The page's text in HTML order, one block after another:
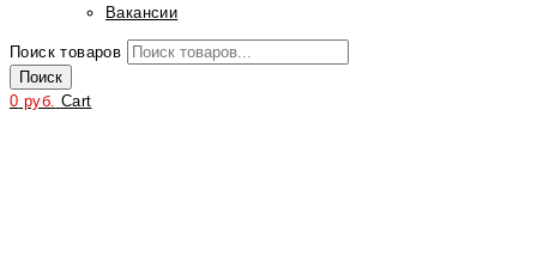
Вакансии
Поиск товаров
Поиск
0 руб. Cart